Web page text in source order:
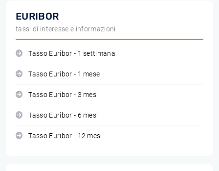
EURIBOR
tassi di interesse e informazioni
Tasso Euribor - 1 settimana
Tasso Euribor - 1 mese
Tasso Euribor - 3 mesi
Tasso Euribor - 6 mesi
Tasso Euribor - 12 mesi